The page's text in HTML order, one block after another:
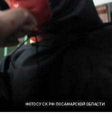
ФОТО СУ СК РФ ПО САМАРСКОЙ ОБЛАСТИ